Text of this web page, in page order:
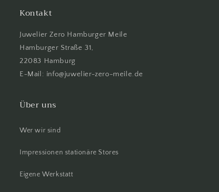
Kontakt
Juwelier Zero Hamburger Meile
Hamburger Straße 31,
22083 Hamburg
E-Mail: info@juwelier-zero-meile.de
Über uns
Wer wir sind
Impressionen stationäre Stores
Eigene Werkstatt